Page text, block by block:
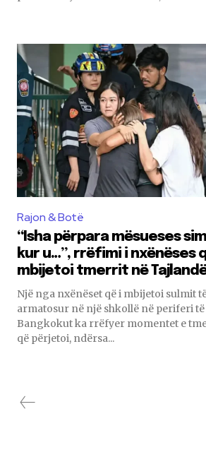
Rajon & Botë
“Isha përpara mësueses
kur u…”, rrëfimi i nxënëses
mbijetoi tmerrit në
Një nga nxënëset që i mbijetoi sulmit
armatosur në një shkollë në periferi të
Bangkokut ka rrëfyer momentet e
që përjetoi, ndërsa...